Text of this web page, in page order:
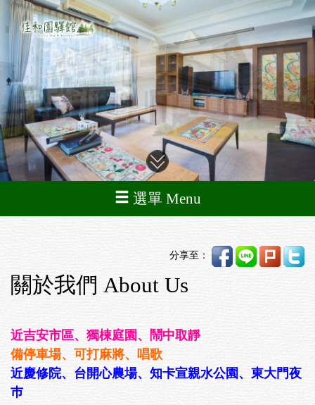
選單 Menu
分享至：
關於我們 About Us
近吉安市區、獨棟庭園、鬧中取靜
備停車場、可打麻將、唱歌
近慶修院、台開心農場、知卡宣親水公園、東大門夜
巿